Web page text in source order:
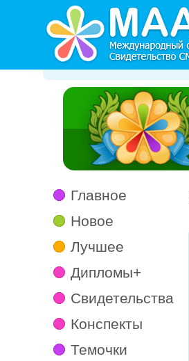
Главное
Новое
Лучшее
Дипломы+
Свидетельства
Конспекты
Темочки